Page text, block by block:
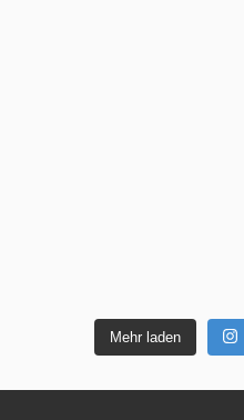
Mehr laden